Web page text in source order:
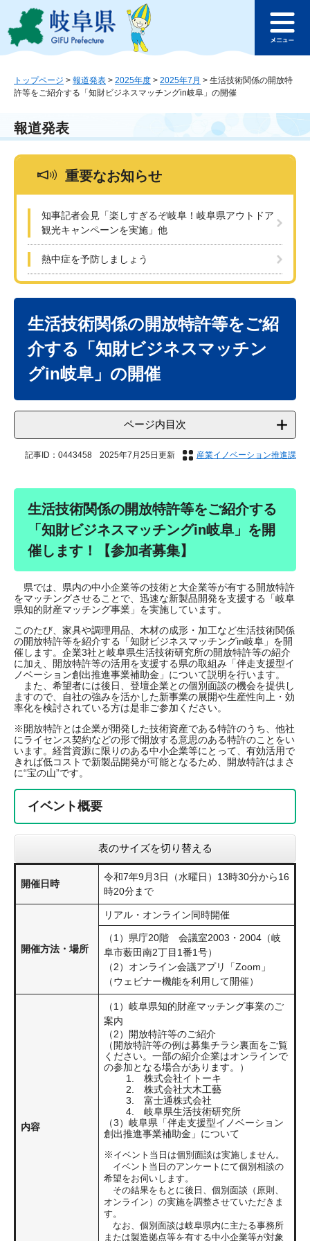
ジ
ュ
本
このページの本文へ
ュ
トップページ > 報道発表 > 2025年度 > 2025年7月 > 生活技術関係の開放特
許等をご紹介する「知財ビジネスマッチングin岐阜」の開催
報道発表
重要なお知らせ
知事記者会見「楽しすぎるぞ岐阜！岐阜県アウトドア
観光キャンペーンを実施」他
熱中症を予防しましょう
生活技術関係の開放特許等をご紹
介する「知財ビジネスマッチン
グin岐阜」の開催
ページ内目次
記事ID：0443458 2025年7月25日更新 産業イノベーション推進課
生活技術関係の開放特許等をご紹介する
「 知財ビジネスマッチングin岐阜 」を開
催します！【参加者募集】
県では、県内の中小企業等の技術と大企業等が有する開放特許
をマッチングさせることで、迅速な新製品開発を支援する「岐阜
県知的財産マッチング事業」を実施しています。
このたび、家具や調理用品、木材の成形・加工など生活技術関係
の開放特許等を紹介する「知財ビジネスマッチングin岐阜」を開
催します。企業3社と岐阜県生活技術研究所の開放特許等の紹介
に加え、開放特許等の活用を支援する県の取組み「伴走支援型イ
ノベーション創出推進事業補助金」について説明を行います。
また、希望者には後日、登壇企業との個別面談の機会を提供し
ますので、自社の強みを活かした新事業の展開や生産性向上・効
率化を検討されている方は是非ご参加ください。
※開放特許とは企業が開発した技術資産である特許のうち、他社
にライセンス契約などの形で開放する意思のある特許のことをい
います。経営資源に限りのある中小企業等にとって、有効活用で
きれば低コストで新製品開発が可能となるため、開放特許はまさ
に“宝の山”です。
イベント概要
表のサイズを切り替える
開催日時
令和7年9月3日（水曜日）13時30分から16
時20分まで
開催方法・場所
リアル・オンライン同時開催
（1）県庁20階 会議室2003・2004（岐
阜市薮田南2丁目1番1号）
（2）オンライン会議アプリ「Zoom」
（ウェビナー機能を利用して開催）
内容
​（1）岐阜県知的財産マッチング事業のご
案内
（2）開放特許等のご紹介
（開放特許等の例は募集チラシ裏面をご覧
ください。一部の紹介企業はオンラインで
の参加となる場合があります。）
1. 株式会社イトーキ
2. 株式会社大木工藝
3. 富士通株式会社
4. 岐阜県生活技術研究所
（3）岐阜県「伴走支援型イノベーション
創出推進事業補助金」について
※ イベント当日は個別面談は実施しません。
イベント当日のアンケートにて個別相談の
希望をお伺いします。
その結果をもとに後日、個別面談（原則、
オンライン）の実施を調整させていただきま
す。
なお、個別面談は岐阜県内に主たる事務所
または製造拠点等を有する中小企業等が対象